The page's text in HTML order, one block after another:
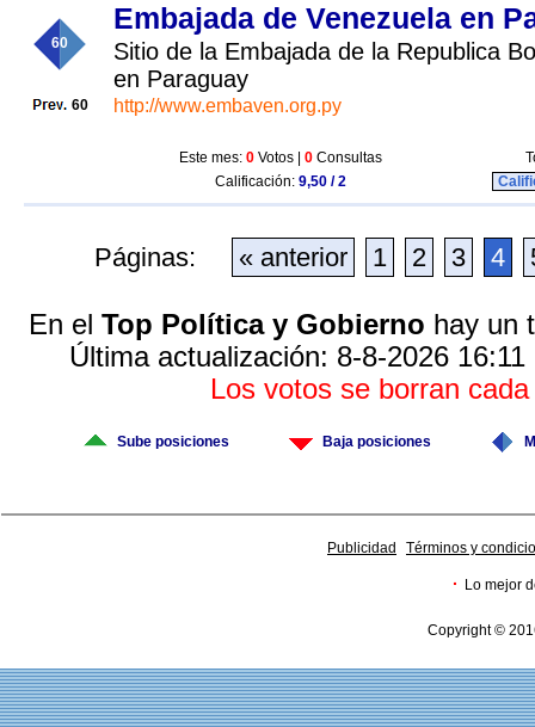
60
60
Embajada de Venezuela en
Sitio de la Embajada de la Republica
en Paraguay
http://www.embaven.org.py
Este mes: 0 Votos | 0 Consultas
Calificación: 9,50 / 2
Páginas: « anterior 1 2 3 4
En el Top Política y Gobierno hay un
Última actualización: 8-8-2026
Los votos se borran
Sube posiciones Baja posiciones
Publicidad Términos y
· Lo mejor
Copyright ©